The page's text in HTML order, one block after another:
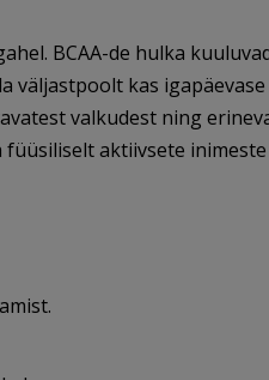
BCAA-de hulka
väljastpoolt kas
valkudest ning
aktiivsete